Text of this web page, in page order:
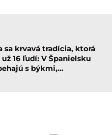
sa krvavá tradícia, ktorá
16 ľudí: V Španielsku
s býkmi,…